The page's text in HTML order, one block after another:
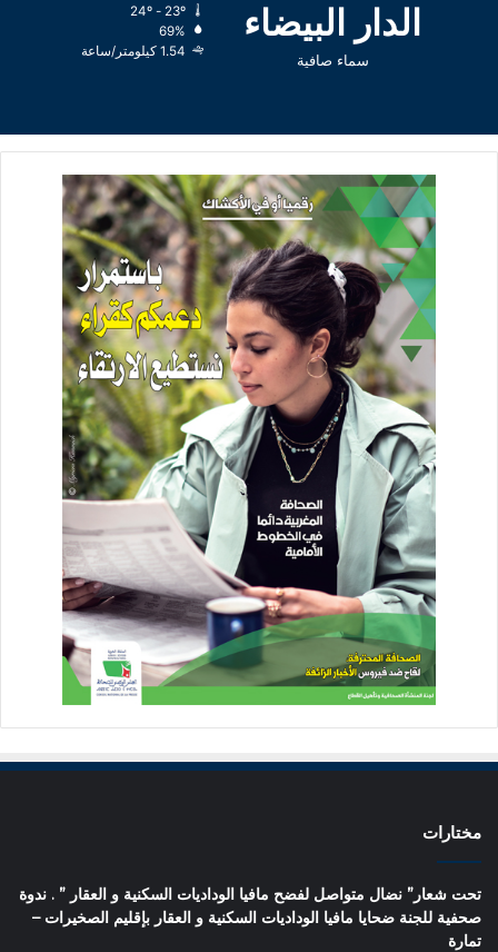
الدار البيضاء
سماء صافية
69%
1.54 كيلومتر/ساعة
مختارات
تحت شعار” نضال متواصل لفضح مافيا الوداديات السكنية و العقار ” . ندوة
صحفية للجنة ضحايا مافيا الوداديات السكنية و العقار بإقليم الصخيرات –
تمارة